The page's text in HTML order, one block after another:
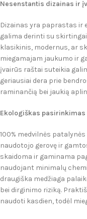
Nesenstantis dizainas ir
Dizainas yra paprastas ir
galima derinti su
klasikinis, modernus, ar
miegamajam jaukumo ir
įvairūs raštai suteikia
geriausiai dera prie
raminančią bei jaukią
Ekologiškas
100% medvilnės
naudotojo gerovę ir
skaidoma ir gaminama
naudojant minimalų
draugiška medžiaga
bei dirginimo riziką.
naudoti kasdien, todėl